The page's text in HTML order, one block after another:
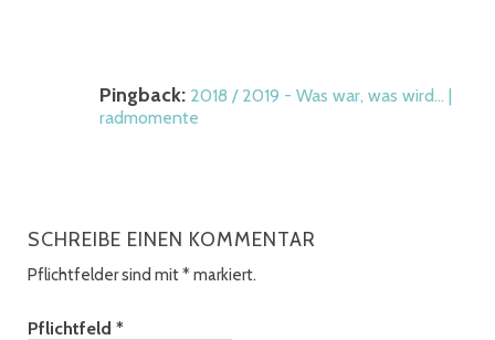
Pingback: 2018 / 2019 - Was war, was wird… |
radmomente
SCHREIBE EINEN KOMMENTAR
Pflichtfelder sind mit*markiert.
Pflichtfeld *